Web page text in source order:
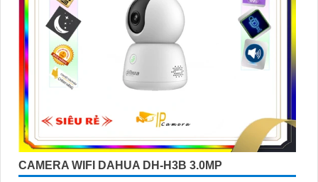
CAMERA WIFI DAHUA DH-H3B 3.0MP